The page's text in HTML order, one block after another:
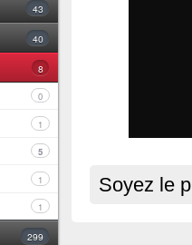
43
40
8
0
1
5
1
1
299
Soyez le